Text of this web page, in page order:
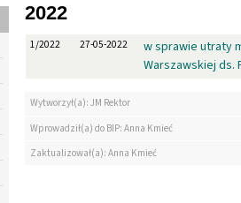
2022
1/2022 27-05-2022
w sprawie utraty
Warszawskiej ds.
Wytworzył(a): JM Rektor
Wprowadził(a) do BIP: Anna Kmieć
Zaktualizował(a): Anna Kmieć